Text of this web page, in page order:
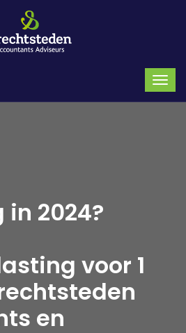
in 2024?
voor 1
en